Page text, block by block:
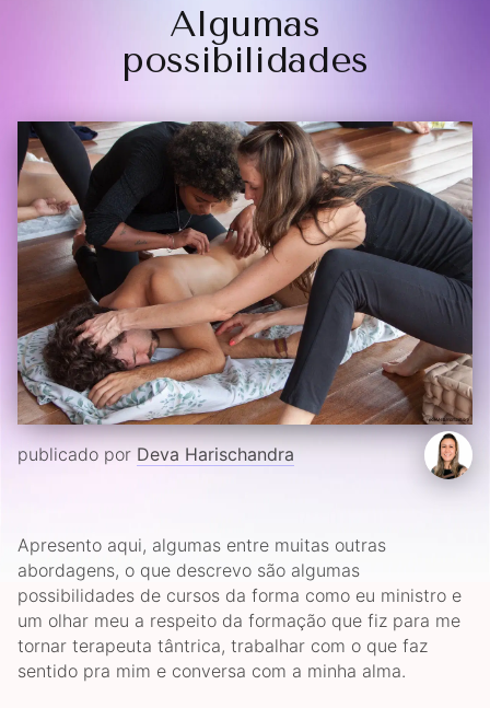
Algumas
possibilidades
publicado por Deva Harischandra
Apresento aqui, algumas entre muitas outras
abordagens, o que descrevo são algumas
possibilidades de cursos da forma como eu ministro e
um olhar meu a respeito da formação que fiz para me
tornar terapeuta tântrica, trabalhar com o que faz
sentido pra mim e conversa com a minha alma.